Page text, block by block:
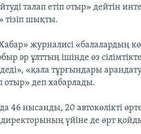
талап етіп отыр» дейтін
тізіп шықты.
журналисі «балалардың
әр ұлттың ішінде өз
«қала тұрғындары
отыр» деп хабарлады.
46 нысанды, 20 автокөлікті
үйіне де өрт